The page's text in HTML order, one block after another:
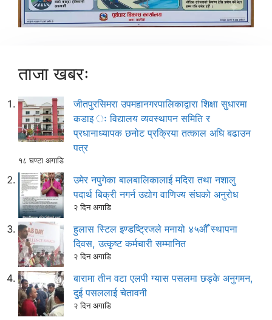
ताजा खबरः
जीतपुरसिमरा उपमहानगरपालिकाद्वारा शिक्षा सुधारमा
कडाइ ः विद्यालय व्यवस्थापन समिति र
प्रधानाध्यापक छनोट प्रक्रिया तत्काल अघि बढाउन
पत्र
१८ घण्टा अगाडि
उमेर नपुगेका बालबालिकालाई मदिरा तथा नशालु
पदार्थ बिक्री नगर्न उद्योग वाणिज्य संघको अनुरोध
२ दिन अगाडि
हुलास स्टिल इण्डष्ट्रिजले मनायो ४५औँ स्थापना
दिवस, उत्कृष्ट कर्मचारी सम्मानित
२ दिन अगाडि
बारामा तीन वटा एलपी ग्यास पसलमा छड्के अनुगमन,
दुई पसललाई चेतावनी
२ दिन अगाडि